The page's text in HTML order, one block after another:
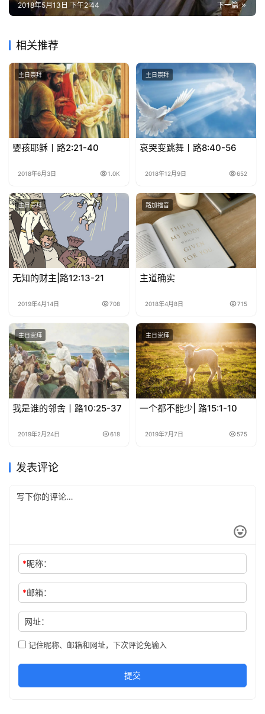
下一篇
2018年5月13日 下午2:44
相关推荐
主日崇拜
婴孩耶稣丨路2:21-40
2018年6月3日 1.0K
主日崇拜
哀哭变跳舞丨路8:40-56
2018年12月9日 652
主日崇拜
无知的财主|路12:13-21
2019年4月14日 708
路加福音
主道确实
2018年4月8日 715
主日崇拜
我是谁的邻舍丨路10:25-37
2019年2月24日 618
主日崇拜
一个都不能少| 路15:1-10
2019年7月7日 575
发表评论
*昵称：
*邮箱：
网址：
记住昵称、邮箱和网址，下次评论免输入
提交